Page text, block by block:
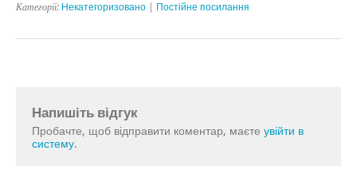
Категорії: Некатегоризовано Постійне посилання
Напишіть відгук
Пробачте, щоб відправити коментар, маєте увійти в
систему.